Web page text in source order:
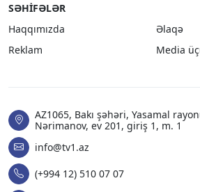
SƏHIFƏLƏR
Haqqımızda
Əlaqə
Reklam
Media
AZ1065, Bakı şəhəri, Yasamal
Nərimanov, ev 201, giriş 1, m. 1
info@tv1.az
(+994 12) 510 07 07